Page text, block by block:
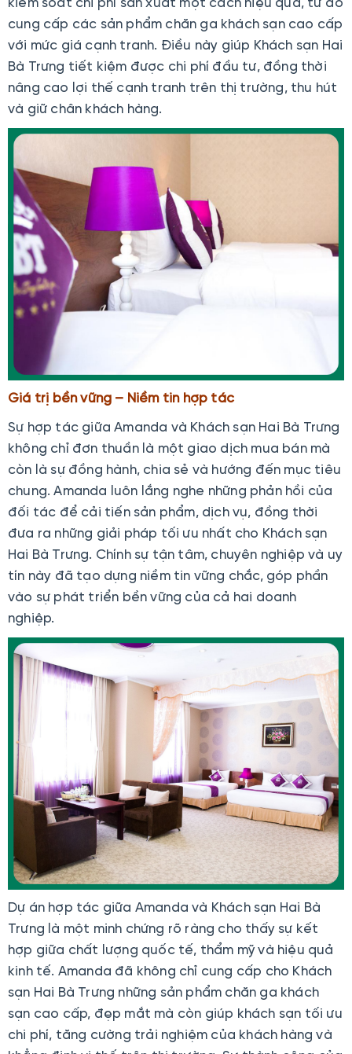
kiểm soát chi phí sản xuất một cách hiệu quả, từ đó
cung cấp các sản phẩm chăn ga khách sạn cao cấp
với mức giá cạnh tranh. Điều này giúp Khách sạn Hai
Bà Trưng tiết kiệm được chi phí đầu tư, đồng thời
nâng cao lợi thế cạnh tranh trên thị trường, thu hút
và giữ chân khách hàng.
Giá trị bền vững – Niềm tin hợp tác
Sự hợp tác giữa Amanda và Khách sạn Hai Bà Trưng
không chỉ đơn thuần là một giao dịch mua bán mà
còn là sự đồng hành, chia sẻ và hướng đến mục tiêu
chung. Amanda luôn lắng nghe những phản hồi của
đối tác để cải tiến sản phẩm, dịch vụ, đồng thời
đưa ra những giải pháp tối ưu nhất cho Khách sạn
Hai Bà Trưng. Chính sự tận tâm, chuyên nghiệp và uy
tín này đã tạo dựng niềm tin vững chắc, góp phần
vào sự phát triển bền vững của cả hai doanh
nghiệp.
Dự án hợp tác giữa Amanda và Khách sạn Hai Bà
Trưng là một minh chứng rõ ràng cho thấy sự kết
hợp giữa chất lượng quốc tế, thẩm mỹ và hiệu quả
kinh tế. Amanda đã không chỉ cung cấp cho Khách
sạn Hai Bà Trưng những sản phẩm chăn ga khách
sạn cao cấp, đẹp mắt mà còn giúp khách sạn tối ưu
chi phí, tăng cường trải nghiệm của khách hàng và